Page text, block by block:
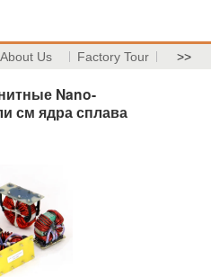
About Us Factory Tour >>
Nano-
см ядра сплава